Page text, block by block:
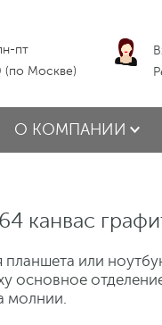
пт
(по Москве)
О КОМПАНИИ
канвас
планшета или
основное
молнии.